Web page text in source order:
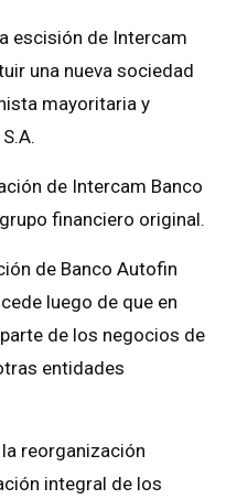
escisión de Intercam
una nueva sociedad
mayoritaria y
de Intercam Banco
financiero original.
de Banco Autofin
luego de que en
de los negocios de
entidades
reorganización
integral de los